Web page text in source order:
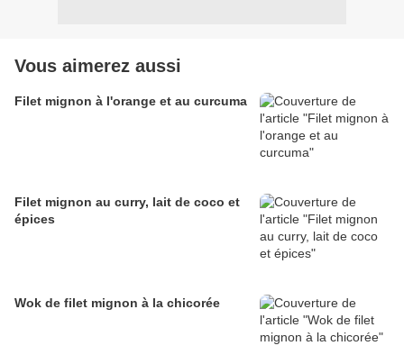
Vous aimerez aussi
Filet mignon à l'orange et au curcuma
Filet mignon au curry, lait de coco et
épices
Wok de filet mignon à la chicorée